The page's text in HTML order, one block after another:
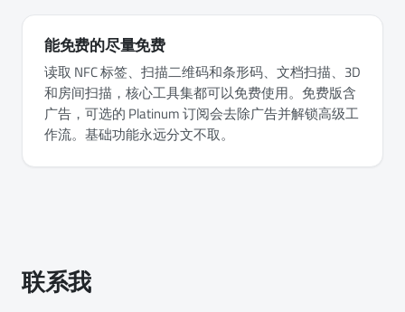
能免费的尽量免费
读取 NFC 标签、扫描二维码和条形码、文档扫描、3D
和房间扫描，核心工具集都可以免费使用。免费版含
广告，可选的 Platinum 订阅会去除广告并解锁高级工
作流。基础功能永远分文不取。
联系我